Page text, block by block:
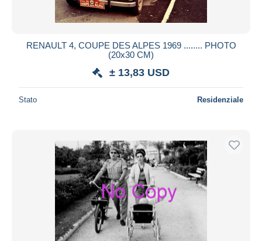
RENAULT 4, COUPE DES ALPES 1969 ........ PHOTO
(20x30 CM)
± 13,83 USD
Stato Residenziale